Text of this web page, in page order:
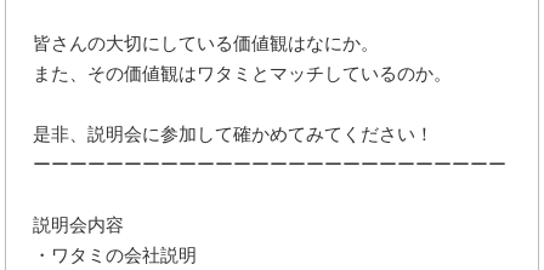
皆さんの大切にしている価値観はなにか。
また、その価値観はワタミとマッチしているのか。
是非、説明会に参加して確かめてみてください！
ーーーーーーーーーーーーーーーーーーーーーーーーーー
説明会内容
・ワタミの会社説明